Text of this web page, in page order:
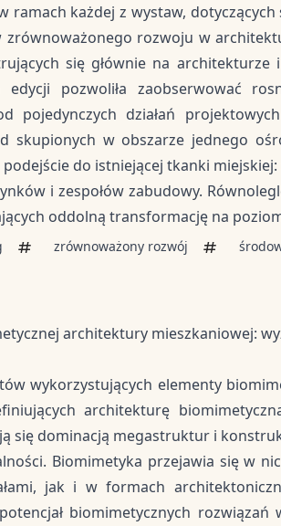
ramach każdej z wystaw,
rozwoju w
się głównie na
pozwoliła zaobserwować
pojedynczych działań
skupionych w obszarze jednego
do istniejącej tkanki
i zespołów zabudowy.
oddolną transformację na
zrównoważony rozwój
architektury mieszkaniowej:
wykorzystujących elementy
architekturę
się dominacją megastruktur i
Biomimetyka przejawia się w
jak i w formach
biomimetycznych